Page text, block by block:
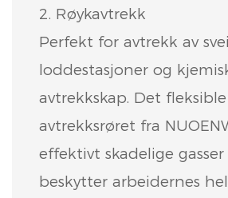
2. Røykavtrekk
Perfekt for avtrekk av
loddestasjoner og
avtrekkskap. Det fleksible
avtrekksrøret fra
effektivt skadelige gasser
beskytter arbeidernes